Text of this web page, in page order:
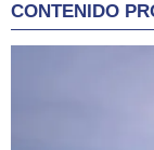
CONTENIDO